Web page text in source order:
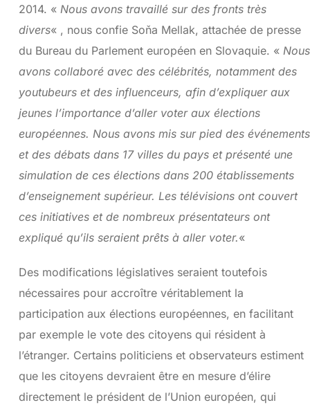
2014. « Nous avons travaillé sur des fronts très
divers« , nous confie Soňa Mellak, attachée de presse
du Bureau du Parlement européen en Slovaquie. « Nous
avons collaboré avec des célébrités, notamment des
youtubeurs et des influenceurs, afin d’expliquer aux
jeunes l’importance d’aller voter aux élections
européennes. Nous avons mis sur pied des événements
et des débats dans 17 villes du pays et présenté une
simulation de ces élections dans 200 établissements
d’enseignement supérieur. Les télévisions ont couvert
ces initiatives et de nombreux présentateurs ont
expliqué qu’ils seraient prêts à aller voter.«
Des modifications législatives seraient toutefois
nécessaires pour accroître véritablement la
participation aux élections européennes, en facilitant
par exemple le vote des citoyens qui résident à
l’étranger. Certains politiciens et observateurs estiment
que les citoyens devraient être en mesure d’élire
directement le président de l’Union européen, qui